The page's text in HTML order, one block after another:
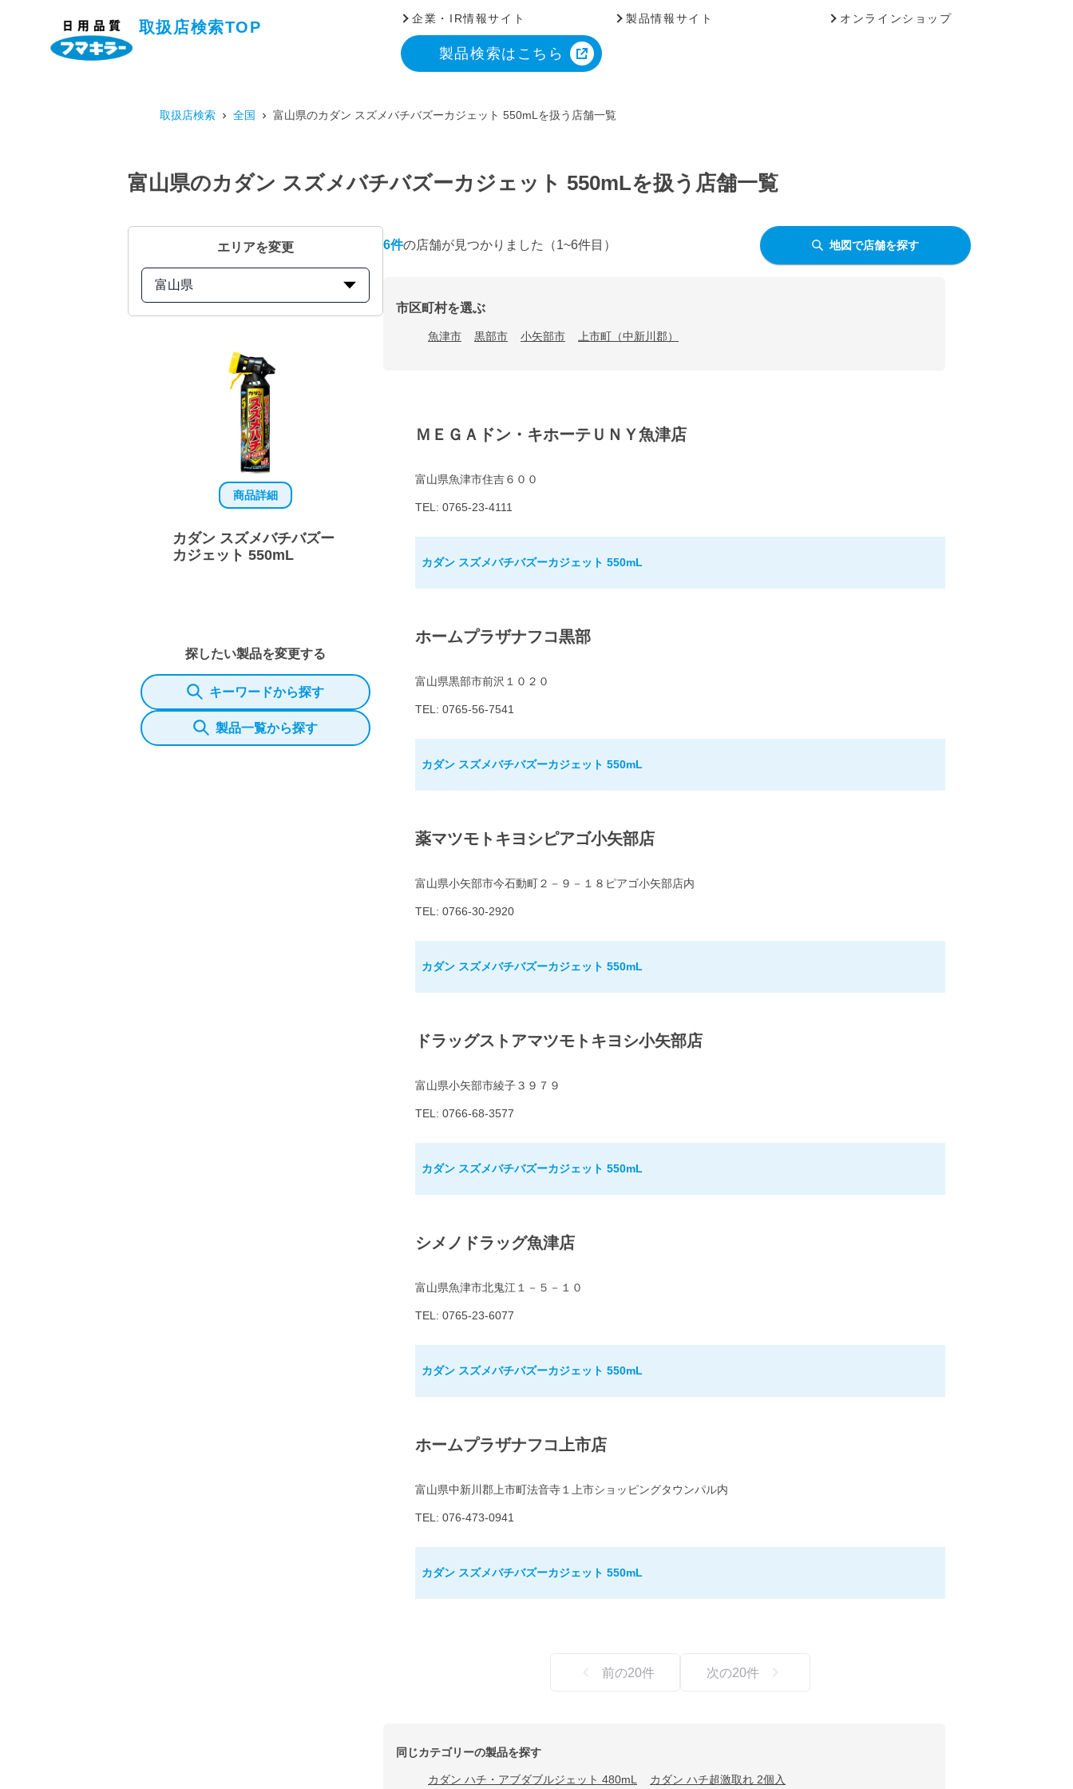
取扱店検索TOP
企業・IR情報サイト 製品情報サイト オンラインショップ
製品検索はこちら
取扱店検索 全国 富山県のカダン スズメバチバズーカジェット 550mLを扱う店舗一覧
富山県のカダン スズメバチバズーカジェット 550mLを扱う店舗一覧
エリアを変更
富山県
商品詳細
カダン スズメバチバズー
カジェット 550mL
探したい製品を変更する
キーワードから探す
製品一覧から探す
6件の店舗が見つかりました （1~6件目） 地図で店舗を探す
市区町村を選ぶ
魚津市 黒部市 小矢部市 上市町（中新川郡）
ＭＥＧＡドン・キホーテＵＮＹ魚津店
富山県魚津市住吉６００
TEL: 0765-23-4111
カダン スズメバチバズーカジェット 550mL
ホームプラザナフコ黒部
富山県黒部市前沢１０２０
TEL: 0765-56-7541
カダン スズメバチバズーカジェット 550mL
薬マツモトキヨシピアゴ小矢部店
富山県小矢部市今石動町２－９－１８ピアゴ小矢部店内
TEL: 0766-30-2920
カダン スズメバチバズーカジェット 550mL
ドラッグストアマツモトキヨシ小矢部店
富山県小矢部市綾子３９７９
TEL: 0766-68-3577
カダン スズメバチバズーカジェット 550mL
シメノドラッグ魚津店
富山県魚津市北鬼江１－５－１０
TEL: 0765-23-6077
カダン スズメバチバズーカジェット 550mL
ホームプラザナフコ上市店
富山県中新川郡上市町法音寺１上市ショッピングタウンパル内
TEL: 076-473-0941
カダン スズメバチバズーカジェット 550mL
前の20件 次の20件
同じカテゴリーの製品を探す
カダン ハチ・アブダブルジェット 480mL カダン ハチ超激取れ 2個入